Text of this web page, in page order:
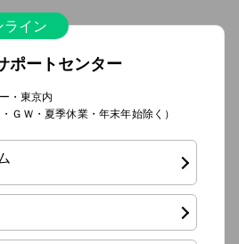
ライン
ポートセンター
・東京内
ＧＷ・夏季休業・年末年始除く）